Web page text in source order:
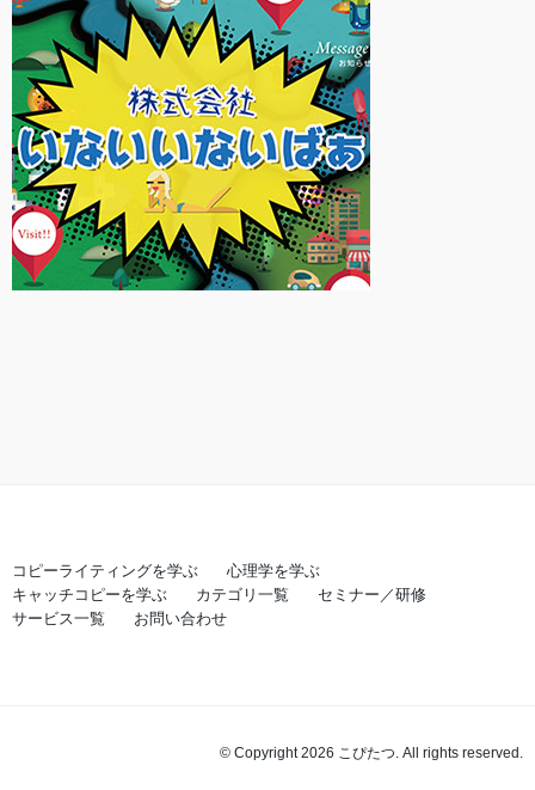
コピーライティングを学ぶ
心理学を学ぶ
キャッチコピーを学ぶ
カテゴリ一覧
セミナー／研修
サービス一覧
お問い合わせ
© Copyright 2026 こぴたつ. All rights reserved.